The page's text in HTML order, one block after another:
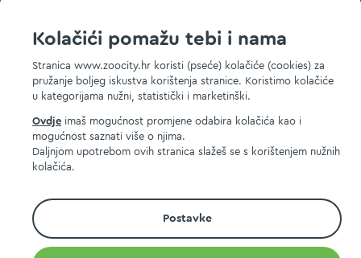
Kolačići pomažu tebi i nama
Stranica www.zoocity.hr koristi (pseće) kolačiće (cookies) za
pružanje boljeg iskustva korištenja stranice. Koristimo kolačiće
u kategorijama nužni, statistički i marketinški.
Ovdje imaš mogućnost promjene odabira kolačića kao i
mogućnost saznati više o njima.
Daljnjom upotrebom ovih stranica slažeš se s korištenjem nužnih
kolačića.
Postavke
© 2026 ZOOCITY. Sva prava zadržana.